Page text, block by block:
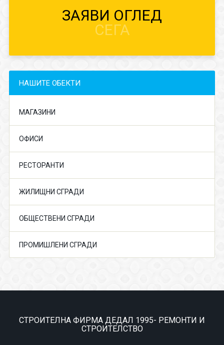
ЗАЯВИ ОГЛЕД
СЕГА
НАШИТЕ ОБЕКТИ
МАГАЗИНИ
ОФИСИ
РЕСТОРАНТИ
ЖИЛИЩНИ СГРАДИ
ОБЩЕСТВЕНИ СГРАДИ
ПРОМИШЛЕНИ СГРАДИ
СТРОИТЕЛНА ФИРМА ДЕДАЛ 1995- РЕМОНТИ И
СТРОИТЕЛСТВО